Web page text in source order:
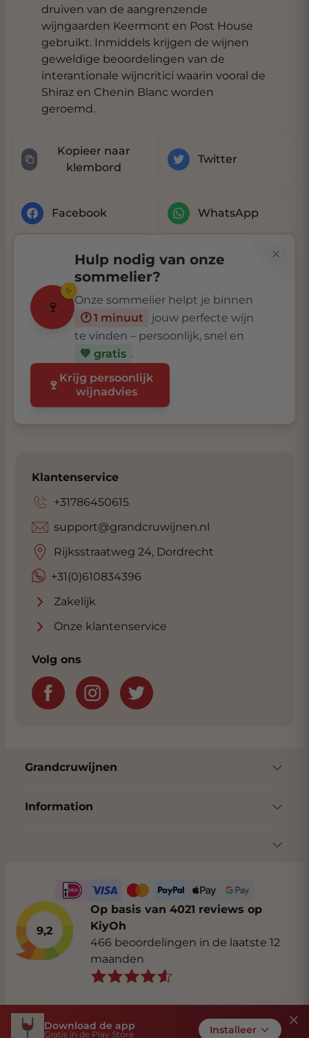
druiven van de aangrenzende
wijngaarden Keermont en Post House
gebruikt. Inmiddels krijgen de wijnen
geweldige beoordelingen van de
interantionale wijncritici waarin vooral de
Shiraz en Chenin Blanc worden
geroemd.
Kopieer naar
klembord
Twitter
Facebook WhatsApp
🍷
✨
Hulp nodig van onze
sommelier?
Onze sommelier helpt je binnen
🕐 1 minuut
jouw perfecte wijn
te vinden – persoonlijk, snel en
💚 gratis .
🍷 Krijg persoonlijk
wijnadvies
Klantenservice
+31786450615
+31(0)610834396
support@grandcruwijnen.nl
Rijksstraatweg 24, Dordrecht
Zakelijk
Onze klantenservice
Volg ons
Grandcruwijnen
Information
9,2
Op basis van 4021 reviews op
KiyOh
466 beoordelingen in de laatste 12
maanden
Algemene voorwaarden Privacybeleid
Download de app
Gratis in de Play Store Installeer